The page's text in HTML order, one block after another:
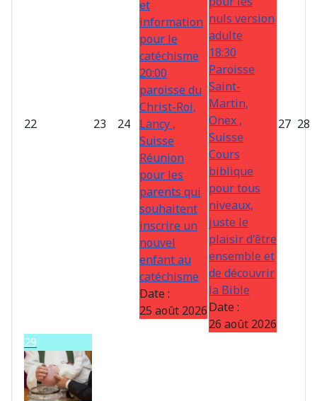
22 23 24
et
information
pour le
catéchisme
20:00
paroisse du
Christ-Roi,
Lancy ,
Suisse
Réunion
pour les
parents qui
souhaitent
inscrire un
nouvel
enfant au
catéchisme
Date :
25 août 2026
nuls version
adulte
18:30
Paroisse
Saint-
Martin,
Onex ,
Suisse
Cours
biblique
pour tous
niveaux,
juste le
plaisir d'être
ensemble et
de découvrir
la Bible
Date :
26 août 2026
27 28
29